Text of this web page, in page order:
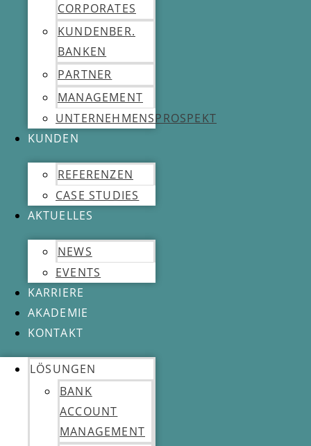
CORPORATES
KUNDENBER.
BANKEN
PARTNER
MANAGEMENT
UNTERNEHMENSPROSPEKT
KUNDEN
REFERENZEN
CASE STUDIES
AKTUELLES
NEWS
EVENTS
KARRIERE
AKADEMIE
KONTAKT
LÖSUNGEN
BANK
ACCOUNT
MANAGEMENT